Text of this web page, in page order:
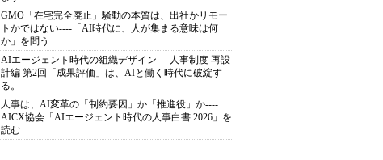
GMO「在宅完全廃止」騒動の本質は、出社かリモー
トかではない----「AI時代に、人が集まる意味は何
か」を問う
AIエージェント時代の組織デザイン----人事制度 再設
計編 第2回「成果評価」は、AIと働く時代に破綻す
る。
人事は、AI変革の「制約要因」か「推進役」か----
AICX協会「AIエージェント時代の人事白書 2026」を
読む